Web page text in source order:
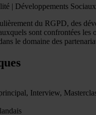
| Développements Sociaux
du RGPD, des
sont confrontées les
le domaine des
Interview,